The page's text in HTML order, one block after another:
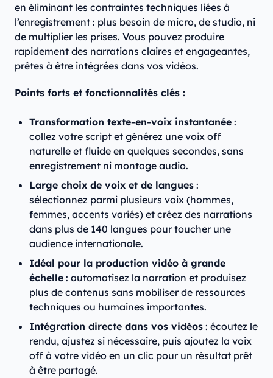
en éliminant les contraintes techniques liées à
l’enregistrement : plus besoin de micro, de studio, ni
de multiplier les prises. Vous pouvez produire
rapidement des narrations claires et engageantes,
prêtes à être intégrées dans vos vidéos.
Points forts et fonctionnalités clés :
Transformation texte-en-voix instantanée :
collez votre script et générez une voix off
naturelle et fluide en quelques secondes, sans
enregistrement ni montage audio.
Large choix de voix et de langues :
sélectionnez parmi plusieurs voix (hommes,
femmes, accents variés) et créez des narrations
dans plus de 140 langues pour toucher une
audience internationale.
Idéal pour la production vidéo à grande
échelle : automatisez la narration et produisez
plus de contenus sans mobiliser de ressources
techniques ou humaines importantes.
Intégration directe dans vos vidéos : écoutez le
rendu, ajustez si nécessaire, puis ajoutez la voix
off à votre vidéo en un clic pour un résultat prêt
à être partagé.